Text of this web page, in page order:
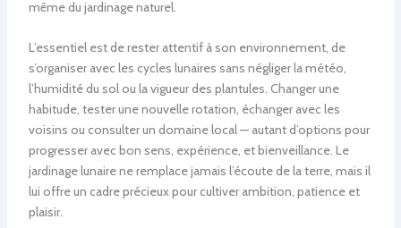
même du jardinage naturel.
L’essentiel est de rester attentif à son environnement, de
s’organiser avec les cycles lunaires sans négliger la météo,
l’humidité du sol ou la vigueur des plantules. Changer une
habitude, tester une nouvelle rotation, échanger avec les
voisins ou consulter un domaine local — autant d’options pour
progresser avec bon sens, expérience, et bienveillance. Le
jardinage lunaire ne remplace jamais l’écoute de la terre, mais il
lui offre un cadre précieux pour cultiver ambition, patience et
plaisir.